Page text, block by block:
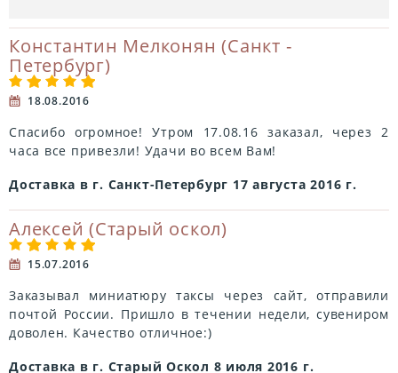
Константин Мелконян (Санкт -
Петербург)
18.08.2016
Спасибо огромное! Утром 17.08.16 заказал, через 2
часа все привезли! Удачи во всем Вам!
Доставка в г. Санкт-Петербург 17 августа 2016 г.
Алексей (Старый оскол)
15.07.2016
Заказывал миниатюру таксы через сайт, отправили
почтой России. Пришло в течении недели, сувениром
доволен. Качество отличное:)
Доставка в г. Старый Оскол 8 июля 2016 г.